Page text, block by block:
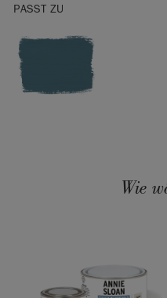
unauffälligen Stelle
Die Oberfläche muss
Paint sollte
Metallic Paint
Bei besonders stark
wir jedoch eine
PASST ZU
Wie